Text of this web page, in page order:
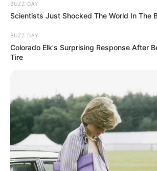
BUZZ DAY
Scientists Just Shocked The World In The
BUZZ DAY
Colorado Elk's Surprising Response After
Tire